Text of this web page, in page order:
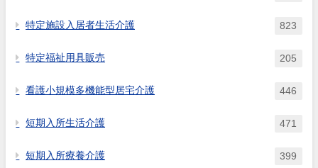
特定施設入居者生活介護 823
特定福祉用具販売 205
看護小規模多機能型居宅介護 446
短期入所生活介護 471
短期入所療養介護 399